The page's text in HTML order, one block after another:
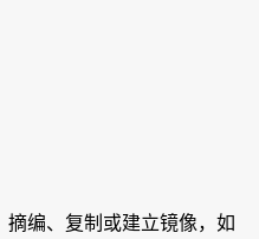
摘编、复制或建立镜像，如